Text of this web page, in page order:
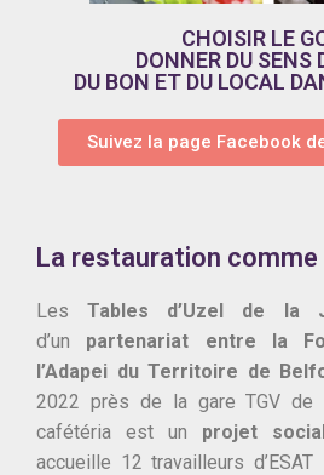
CHOISIR LE
DONNER DU SENS
DU BON ET DU LOCAL
Suivez la page Facebook
La restauration
LesTables d’Uzel de la
d’un partenariat entre la
l’Adapei du Territoire de
2022 près de la gare TGV de
cafétéria est un projet
accueille 12 travailleurs